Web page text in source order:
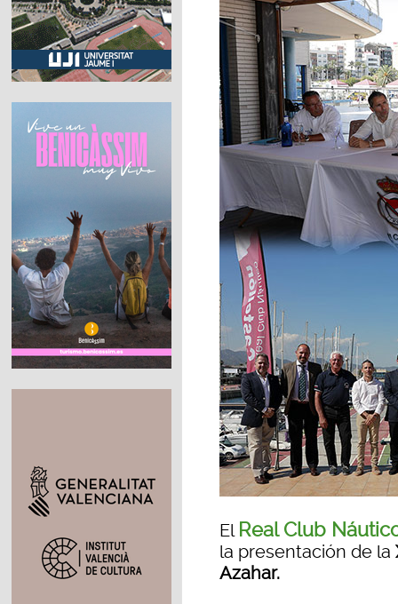
El Real Club
la presentación de la
Azahar.